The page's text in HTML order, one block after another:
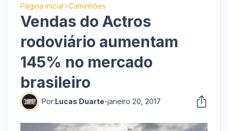
Página inicial Caminhões
Vendas do Actros
rodoviário aumentam
145% no mercado
brasileiro
Por:Lucas Duarte-janeiro 20, 2017